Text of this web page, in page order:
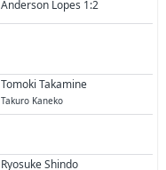
Anderson Lopes 1:2
Tomoki Takamine
Takuro Kaneko
Ryosuke Shindo